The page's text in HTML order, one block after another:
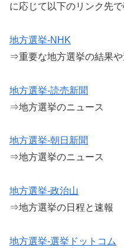
に応じて以下のリンク先で
地方選挙-NHK
⇒重要な地方選挙の結果
地方選挙-読売新聞
⇒地方選挙のニュース
地方選挙-朝日新聞
⇒地方選挙のニュース
地方選挙-政治山
⇒地方選挙の日程と速報
地方選挙-選挙ドットコム